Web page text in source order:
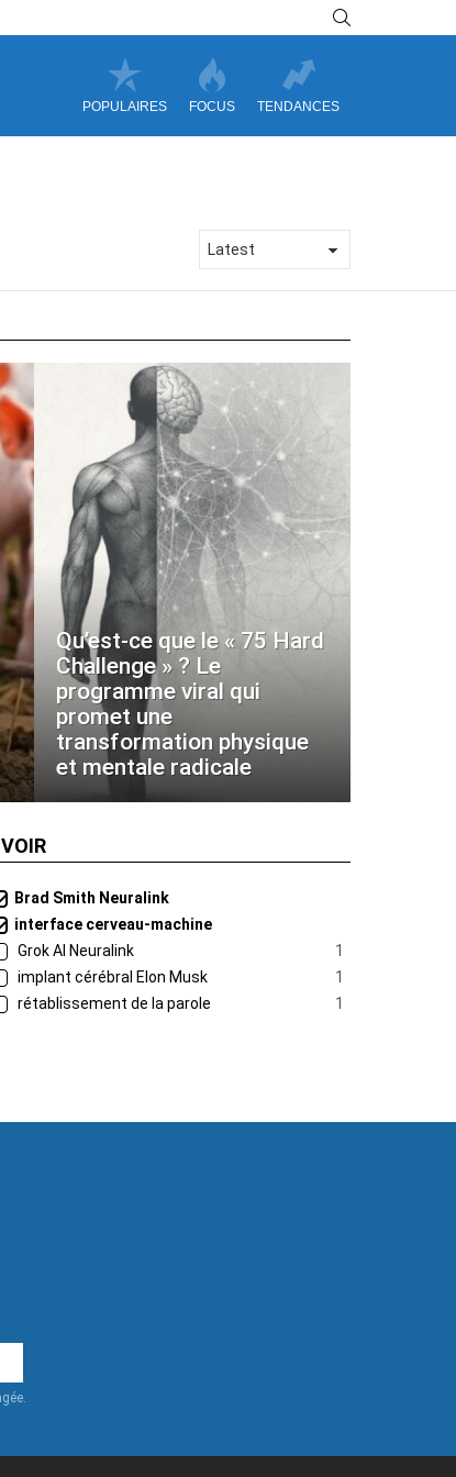
POPULAIRES FOCUS TENDANCES
Qu’est-ce que le « 75 Hard
Challenge » ? Le
programme viral qui
promet une
transformation physique
et mentale radicale
Brad Smith Neuralink
interface cerveau-machine
Grok AI Neuralink
1
implant cérébral Elon Musk
1
rétablissement de la parole
1